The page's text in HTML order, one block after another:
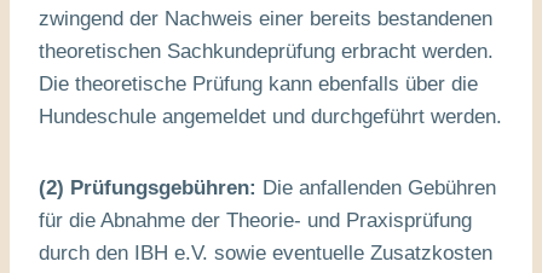
zwingend der Nachweis einer bereits bestandenen
theoretischen Sachkundeprüfung erbracht werden.
Die theoretische Prüfung kann ebenfalls über die
Hundeschule angemeldet und durchgeführt werden.
(2) Prüfungsgebühren: Die anfallenden Gebühren
für die Abnahme der Theorie- und Praxisprüfung
durch den IBH e.V. sowie eventuelle Zusatzkosten